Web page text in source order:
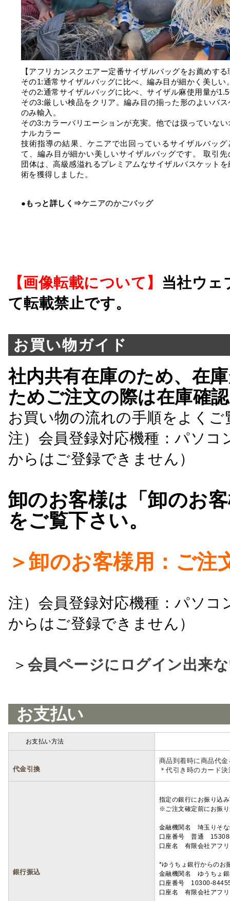
【アフリカンスクエアー定番サイザルバッグをお薦めする
その1:通常サイザルバッグに比べ、編み目が細かく美しい
その2:通常サイザルバッグに比べ、サイザル麻使用量が
その3:厳しい検品をクリア。編み目の揃った形のよいバス
のみ輸入。
その3:カラーバリエーションが充実。他では扱っていない
ナルカラー
技術指導の結果、ケニアで出回っているサイザルバッグ
て、編み目が細かい美しいサイザルバッグです。 取引先
団体は、高級感溢れるプレミアムなサイザルバスケット
術を獲得しました。
●もっと詳しく⇒ケニアのかごバッグ
【画像転載について】 当社ウェ
て転載禁止です。
お買い物ガイド
社内共有在庫のため、在
ためご注文の際は在庫確
お買い物の流れの手順をよくご
注）会員登録対応機種：パソ
からはご登録できません）
卸のお客様は「卸のお
をご覧下さい。
＞卸のお客様用：ご注
注）会員登録対応機種：パソ
からはご登録できません）
＞ 会員ページにログイン出来
お支払い
お支払い方法
代金引換
商品到着時に商品代
＊代引き時のカード
銀行振込
指定の銀行にお振り込
※ご注文確定前にお振
金融機関名 埼玉りそ
口座番号 普通
口座名 有限会社アフ
*ゆうちょ銀行からのお
金融機関名 ゆうちょ
口座番号 10300-
口座名 有限会社アフ